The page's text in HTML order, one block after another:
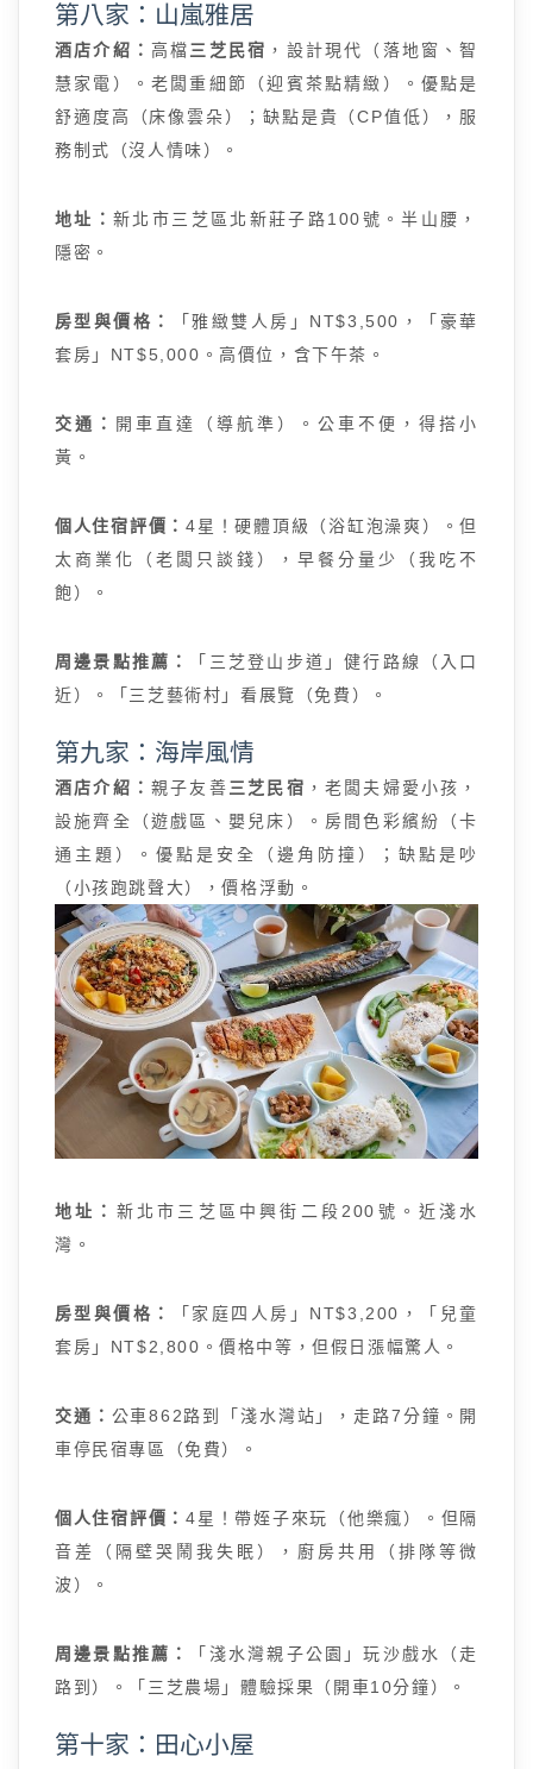
第八家：山嵐雅居
酒店介紹：高檔三芝民宿 ，設計現代（落地窗、智
慧家電）。老闆重細節（迎賓茶點精緻）。優點是
舒適度高（床像雲朵）；缺點是貴（CP值低），服
務制式（沒人情味）。
地址：新北市三芝區北新莊子路100號。半山腰，
隱密。
房型與價格：
「雅緻雙人房」NT$3,500，「豪華
套房」NT$5,000。高價位，含下午茶。
交通：
開車直達（導航準）。公車不便，得搭小
黃。
個人住宿評價：4星！硬體頂級（浴缸泡澡爽）。但
太商業化（老闆只談錢），早餐分量少（我吃不
飽）。
周邊景點推薦：
「三芝登山步道」健行路線（入口
近）。「三芝藝術村」看展覽（免費）。
第九家：海岸風情
酒店介紹：親子友善三芝民宿 ，老闆夫婦愛小孩，
設施齊全（遊戲區、嬰兒床）。房間色彩繽紛（卡
通主題）。優點是安全（邊角防撞）；缺點是吵
（小孩跑跳聲大），價格浮動。
地址： 新北市三芝區中興街二段200號。近淺水
灣。
房型與價格：
「家庭四人房」NT$3,200，「兒童
套房」NT$2,800。價格中等，但假日漲幅驚人。
交通： 公車862路到「淺水灣站」，走路7分鐘。開
車停民宿專區（免費）。
個人住宿評價：4星！帶姪子來玩（他樂瘋）。但隔
音差（隔壁哭鬧我失眠），廚房共用（排隊等微
波）。
周邊景點推薦：
「淺水灣親子公園」玩沙戲水（走
路到）。「三芝農場」體驗採果（開車10分鐘）。
第十家：田心小屋